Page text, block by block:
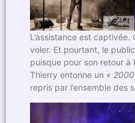
L’assistance est
voler. Et pourtant, le
puisque pour son retour à
Thierry entonne un «
repris par l’ensemble des